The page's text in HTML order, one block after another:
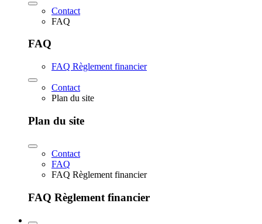
Contact
FAQ
FAQ
FAQ Règlement financier
Contact
Plan du site
Plan du site
Contact
FAQ
FAQ Règlement financier
FAQ Règlement financier